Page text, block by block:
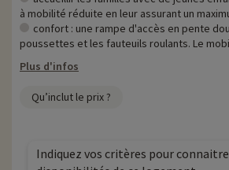
à mobilité réduite en leur assurant un
confort : une rampe d'accès en pente
poussettes et les fauteuils roulants. Le
Plus d'infos
Qu’inclut le prix ?
Indiquez vos critères pour